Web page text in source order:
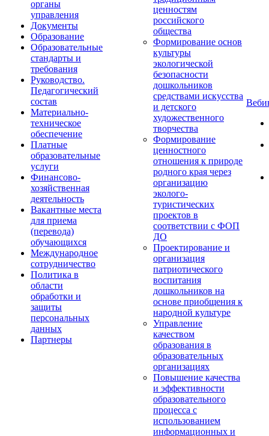
органы
управления
Документы
Образование
Образовательные
стандарты и
требования
Руководство.
Педагогический
состав
Материально-
техническое
обеспечение
Платные
образовательные
услуги
Финансово-
хозяйственная
деятельность
Вакантные места
для приема
(перевода)
обучающихся
Международное
сотрудничество
Политика в
области
обработки и
защиты
персональных
данных
Партнеры
ценностям
российского
общества
Формирование основ
культуры
экологической
безопасности
дошкольников
средствами искусства
и детского
художественного
творчества
Формирование
ценностного
отношения к природе
родного края через
организацию
эколого-
туристических
проектов в
соответствии с ФОП
ДО
Проектирование и
организация
патриотического
воспитания
дошкольников на
основе приобщения к
народной культуре
Управление
качеством
образования в
образовательных
организациях
Повышение качества
и эффективности
образовательного
процесса с
использованием
информационных и